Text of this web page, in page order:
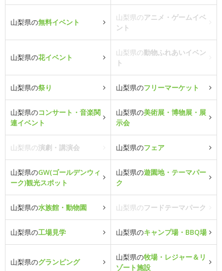
山梨県の無料イベント
山梨県のアニメ・ゲームイベ
ント
山梨県の花イベント
山梨県の動物ふれあいイベン
ト
山梨県の祭り 山梨県のフリーマーケット
山梨県のコンサート・音楽関
連イベント
山梨県の美術展・博物展・展
示会
山梨県の演劇・講演会 山梨県のフェア
山梨県のGW(ゴールデンウィ
ーク)観光スポット
山梨県の遊園地・テーマパー
ク
山梨県の水族館・動物園 山梨県のフードテーマパーク
山梨県の工場見学 山梨県のキャンプ場・BBQ場
山梨県のグランピング
山梨県の牧場・レジャー＆リ
ゾート施設